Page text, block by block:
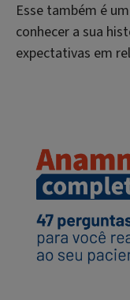
Esse também é
conhecer a sua
expectativas em